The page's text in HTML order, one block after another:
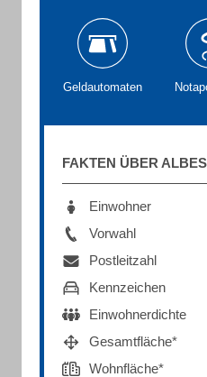
Geldautomaten
FAKTEN ÜBER
Einwohner
Vorwahl
Postleitzahl
Kennzeichen
Einwohnerdichte
Gesamtfläche*
Wohnfläche*